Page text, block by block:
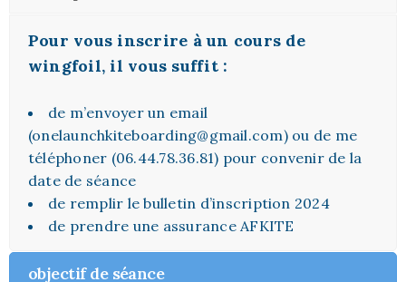
Pour vous inscrire à un cours de
wingfoil, il vous suffit :
de m’envoyer un email
(onelaunchkiteboarding@gmail.com) ou de me
téléphoner (06.44.78.36.81) pour convenir de la
date de séance
de remplir lebulletin d’inscription 2024
de prendre une assurance AFKITE
objectif de séance